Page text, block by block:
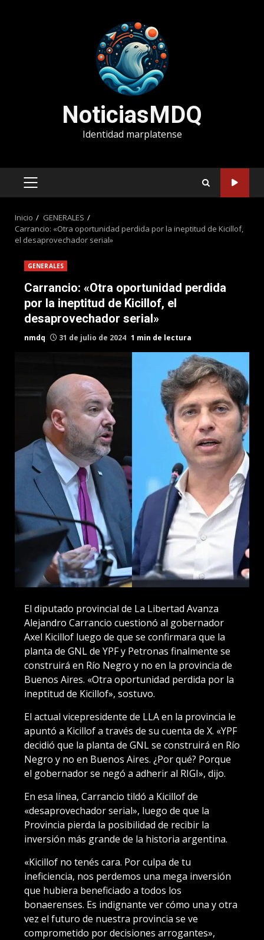
NoticiasMDQ
Identidad marplatense
MENÚ
Inicio
GENERALES
Carrancio: «Otra oportunidad perdida por la ineptitud de Kicillof,
el desaprovechador serial»
GENERALES
Carrancio: «Otra oportunidad perdida
por la ineptitud de Kicillof, el
desaprovechador serial»
nmdq 31 de julio de 2024 1 min de lectura
El diputado provincial de La Libertad Avanza
Alejandro Carrancio cuestionó al gobernador
Axel Kicillof luego de que se confirmara que la
planta de GNL de YPF y Petronas finalmente se
construirá en Río Negro y no en la provincia de
Buenos Aires. «Otra oportunidad perdida por la
ineptitud de Kicillof», sostuvo.
El actual vicepresidente de LLA en la provincia le
apuntó a Kicillof a través de su cuenta de X. «YPF
decidió que la planta de GNL se construirá en Río
Negro y no en Buenos Aires. ¿Por qué? Porque
el gobernador se negó a adherir al RIGI», dijo.
En esa línea, Carrancio tildó a Kicillof de
«desaprovechador serial», luego de que la
Provincia pierda la posibilidad de recibir la
inversión más grande de la historia argentina.
«Kicillof no tenés cara. Por culpa de tu
ineficiencia, nos perdemos una mega inversión
que hubiera beneficiado a todos los
bonaerenses. Es indignante ver cómo una y otra
vez el futuro de nuestra provincia se ve
comprometido por decisiones arrogantes»,